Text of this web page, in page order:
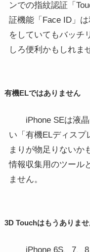
ンでの指紋認証「
証機能「Face ID」
をしていてもバッチ
しろ便利かもしれま
有機ELではありません
iPhone SEは液晶
い「有機ELディスプ
まりが物足りないか
情報収集用のツール
ません。
3D Touchはもうありま
iPhone 6S、7、